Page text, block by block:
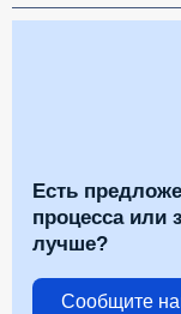
Есть
процесса или
лучше?
Сообщите